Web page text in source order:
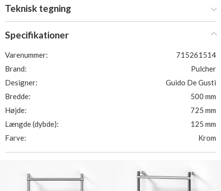
Teknisk tegning
Specifikationer
Varenummer:
715261514
Brand:
Pulcher
Designer:
Guido De Gusti
Bredde:
500 mm
Højde:
725 mm
Længde (dybde):
125 mm
Farve:
Krom